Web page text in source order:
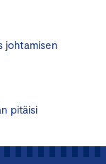
johtamisen
pitäisi